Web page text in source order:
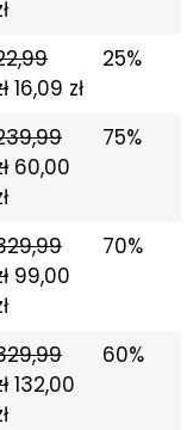
16,09 zł
25%
60,00
75%
99,00
70%
132,00
60%